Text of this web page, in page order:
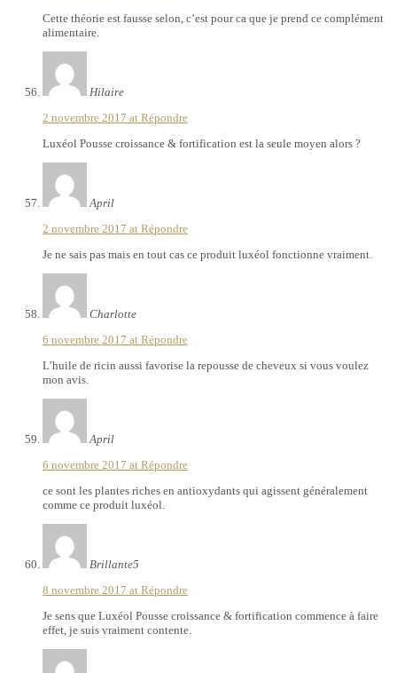
Cette théorie est fausse selon, c’est pour ca que je prend ce complément
alimentaire.
Hilaire
2 novembre 2017 at Répondre
Luxéol Pousse croissance & fortification est la seule moyen alors ?
April
2 novembre 2017 at Répondre
Je ne sais pas mais en tout cas ce produit luxéol fonctionne vraiment.
Charlotte
6 novembre 2017 at Répondre
L’huile de ricin aussi favorise la repousse de cheveux si vous voulez
mon avis.
April
6 novembre 2017 at Répondre
ce sont les plantes riches en antioxydants qui agissent généralement
comme ce produit luxéol.
Brillante5
8 novembre 2017 at Répondre
Je sens que Luxéol Pousse croissance & fortification commence à faire
effet, je suis vraiment contente.